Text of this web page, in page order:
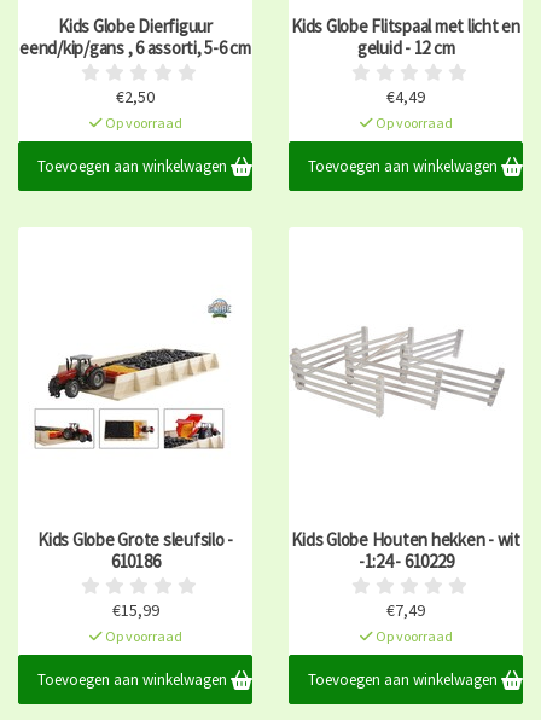
Kids Globe Dierfiguur
eend/kip/gans , 6 assorti, 5-6 cm
€2,50
Op voorraad
Toevoegen aan winkelwagen
Kids Globe Flitspaal met licht en
geluid - 12 cm
€4,49
Op voorraad
Toevoegen aan winkelwagen
Kids Globe Grote sleufsilo -
610186
€15,99
Op voorraad
Toevoegen aan winkelwagen
Kids Globe Houten hekken - wit
-1:24 - 610229
€7,49
Op voorraad
Toevoegen aan winkelwagen